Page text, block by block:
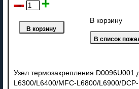
В корзину
Узел термозакрепления D0096U001
L6300/L6400/MFC-L6800/L6900/